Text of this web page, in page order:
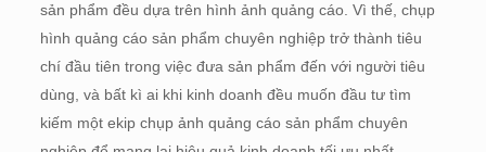
sản phẩm đều dựa trên hình ảnh quảng cáo. Vì thế, chụp
hình quảng cáo sản phẩm chuyên nghiệp trở thành tiêu
chí đầu tiên trong việc đưa sản phẩm đến với người tiêu
dùng, và bất kì ai khi kinh doanh đều muốn đầu tư tìm
kiếm một ekip chụp ảnh quảng cáo sản phẩm chuyên